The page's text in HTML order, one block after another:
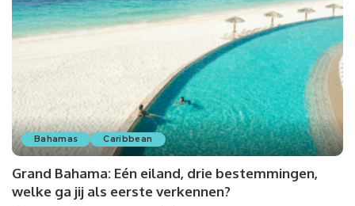
Bahamas Caribbean
Grand Bahama: Eén eiland, drie bestemmingen,
welke ga jij als eerste verkennen?